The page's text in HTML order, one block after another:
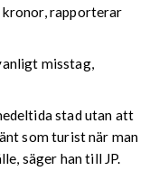
rapporterar
misstag,
stad utan att
som turist när man
säger han till JP.